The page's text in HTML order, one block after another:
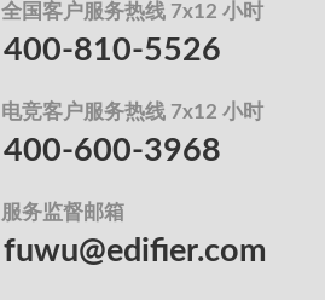
全国客户服务热线 7x12 小时
400-810-5526
电竞客户服务热线 7x12 小时
400-600-3968
服务监督邮箱
fuwu@edifier.com